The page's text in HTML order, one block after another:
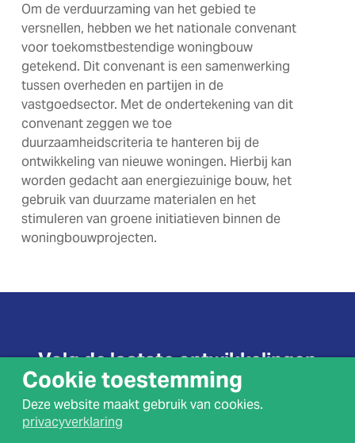
Om de verduurzaming van het gebied te
versnellen, hebben we het nationale convenant
voor toekomstbestendige woningbouw
getekend. Dit convenant is een samenwerking
tussen overheden en partijen in de
vastgoedsector. Met de ondertekening van dit
convenant zeggen we toe
duurzaamheidscriteria te hanteren bij de
ontwikkeling van nieuwe woningen. Hierbij kan
worden gedacht aan energiezuinige bouw, het
gebruik van duurzame materialen en het
stimuleren van groene initiatieven binnen de
woningbouwprojecten.
Volg de laatste ontwikkelingen
van Spoorzone
Cookie toestemming
Deze website maakt gebruik van cookies.
privacyverklaring